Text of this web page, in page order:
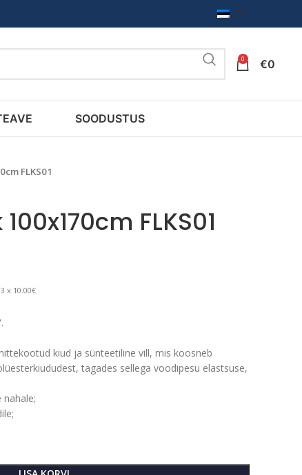
ET
0 €0
SOODUSTUS
FLKS01
FLKS01
x 10.00€
kiud ja sünteetiline vill, mis koosneb
tagades sellega voodipesu elastsuse,
nahale;